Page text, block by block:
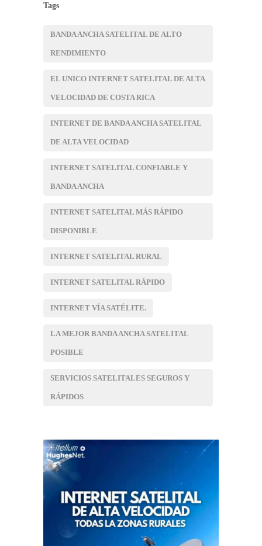
Tags
BANDA ANCHA SATELITAL DE ALTO
RENDIMIENTO
EL UNICO INTERNET SATELITAL DE ALTA
VELOCIDAD DE COSTA RICA
INTERNET DE BANDA ANCHA SATELITAL
DE ALTA VELOCIDAD
INTERNET SATELITAL CONFIABLE Y
BANDA ANCHA
INTERNET SATELITAL MÁS RÁPIDO
DISPONIBLE
INTERNET SATELITAL RURAL
INTERNET SATELITAL RÁPIDO
INTERNET VÍA SATÉLITE.
LA MEJOR BANDA ANCHA SATELITAL
POSIBLE
SERVICIOS SATELITALES SEGUROS Y
RÁPIDOS